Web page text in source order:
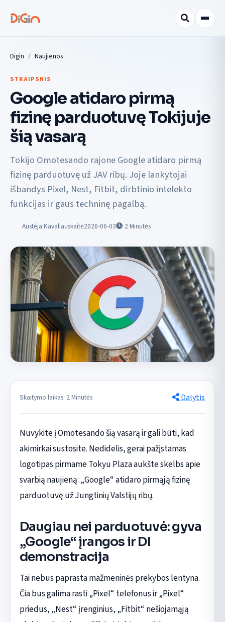
Digin Naujienos
STRAIPSNIS
Google atidaro pirmą
fizinę parduotuvę Tokijuje
šią vasarą
Tokijo Omotesando rajone Google atidaro pirmą
fizinę parduotuvę už JAV ribų. Joje lankytojai
išbandys Pixel, Nest, Fitbit, dirbtinio intelekto
funkcijas ir gaus techninę pagalbą.
Austėja Kavaliauskaitė2026-06-03 2Minutės
Skaitymo laikas: 2 Minutės Dalytis
Nuvykite į Omotesando šią vasarą ir gali būti, kad
akimirkai sustosite. Nedidelis, gerai pažįstamas
logotipas pirmame Tokyu Plaza aukšte skelbs apie
svarbią naujieną: „Google“ atidaro pirmąją fizinę
parduotuvę už Jungtinių Valstijų ribų.
Daugiau nei parduotuvė: gyva
„Google“ įrangos ir DI
demonstracija
Tai nebus paprasta mažmeninės prekybos lentyna.
Čia bus galima rasti „Pixel“ telefonus ir „Pixel“
priedus, „Nest“ įrenginius, „Fitbit“ nešiojamąją